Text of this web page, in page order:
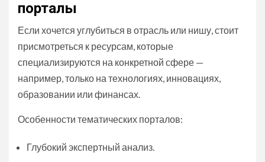
порталы
Если хочется углубиться в отрасль или нишу, стоит
присмотреться к ресурсам, которые
специализируются на конкретной сфере —
например, только на технологиях, инновациях,
образовании или финансах.
Особенности тематических порталов:
Глубокий экспертный анализ.